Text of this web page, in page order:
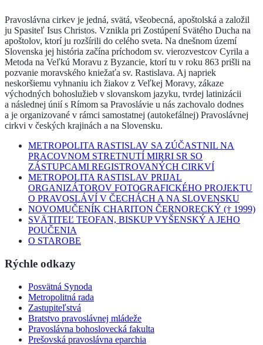
Pravoslávna cirkev je jedná, svätá, všeobecná, apoštolská a založil
ju Spasiteľ Isus Christos. Vznikla pri Zostúpení Svätého Ducha na
apoštolov, ktorí ju rozšírili do celého sveta. Na dnešnom území
Slovenska jej história začína príchodom sv. vierozvestcov Cyrila a
Metoda na Veľkú Moravu z Byzancie, ktorí tu v roku 863 prišli na
pozvanie moravského kniežaťa sv. Rastislava. Aj napriek
neskoršiemu vyhnaniu ich žiakov z Veľkej Moravy, zákaze
východných bohoslužieb v slovanskom jazyku, tvrdej latinizácii
a následnej únií s Rímom sa Pravoslávie u nás zachovalo dodnes
a je organizované v rámci samostatnej (autokefálnej) Pravoslávnej
cirkvi v českých krajinách a na Slovensku.
METROPOLITA RASTISLAV SA ZÚČASTNIL NA
PRACOVNOM STRETNUTÍ MIRRI SR SO
ZÁSTUPCAMI REGISTROVANÝCH CIRKVÍ
METROPOLITA RASTISLAV PRIJAL
ORGANIZÁTOROV FOTOGRAFICKÉHO PROJEKTU
O PRAVOSLÁVÍ V ČECHÁCH A NA SLOVENSKU
NOVOMUČENÍK CHARITON ČERNORECKÝ († 1999)
SVÄTITEĽ TEOFAN, BISKUP VYŠENSKÝ A JEHO
POUČENIA
O STAROBE
Rýchle odkazy
Posvätná Synoda
Metropolitná rada
Zastupiteľstvá
Bratstvo pravoslávnej mládeže
Pravoslávna bohoslovecká fakulta
Prešovská pravoslávna eparchia